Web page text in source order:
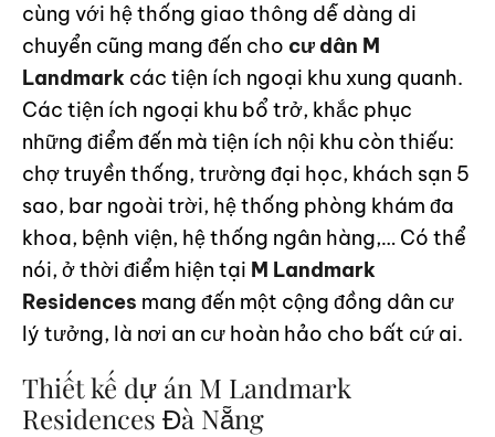
cùng với hệ thống giao thông dễ dàng di
chuyển cũng mang đến cho cư dân M
Landmark các tiện ích ngoại khu xung quanh.
Các tiện ích ngoại khu bổ trở, khắc phục
những điểm đến mà tiện ích nội khu còn thiếu:
chợ truyền thống, trường đại học, khách sạn 5
sao, bar ngoài trời, hệ thống phòng khám đa
khoa, bệnh viện, hệ thống ngân hàng,… Có thể
nói, ở thời điểm hiện tại M Landmark
Residences mang đến một cộng đồng dân cư
lý tưởng, là nơi an cư hoàn hảo cho bất cứ ai.
Thiết kế dự án M Landmark
Residences Đà Nẵng